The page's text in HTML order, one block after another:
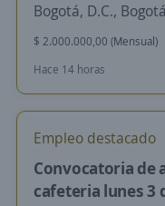
Bogotá, D.C.,
$ 2.000.000,00 (Mensual)
Hace 14 horas
Empleo destacado
Convocatoria de
cafeteria lunes 3